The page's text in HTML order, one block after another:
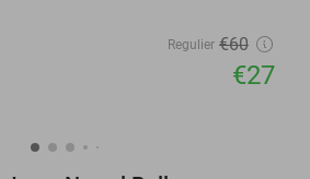
Regulier €60
€27